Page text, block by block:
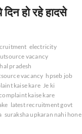
हो रहे हादसे
electricity
vacancy
pradesh
vacancy hpseb job
kaise kare Je ki
kaise kare
latest recruitment govt
suraksha upkaran nahi hone